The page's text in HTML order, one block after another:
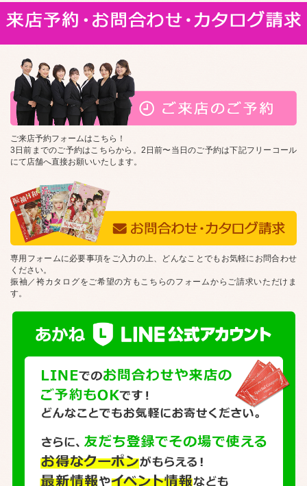
ご来店予約フォームはこちら！
3日前までのご予約はこちらから。2日前〜当日のご予約は下記フリーコール
にて店舗へ直接お願いいたします。
専用フォームに必要事項をご入力の上、どんなことでもお気軽にお問合わせ
ください。
振袖／袴カタログをご希望の方もこちらのフォームからご請求いただけま
す。